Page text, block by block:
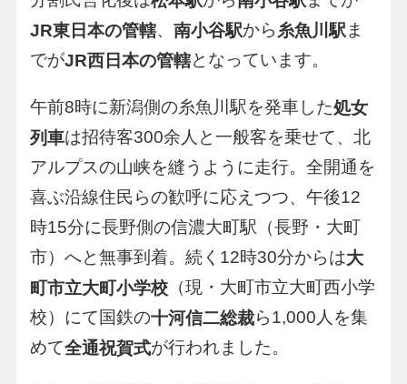
JR東日本の管轄、 南小谷駅から 糸魚川駅 ま
でがJR西日本の管轄となっています。
午前8時に新潟側の糸魚川駅を発車した処女
列車は招待客300余人と一般客を乗せて、北
アルプスの山峡を縫うように走行。全開通を
喜ぶ沿線住民らの歓呼に応えつつ、午後12
時15分に長野側の信濃大町駅（長野・大町
市）へと無事到着。続く12時30分からは大
町市立大町小学校（現・大町市立大町西小学
校）にて国鉄の十河信二総裁ら1,000人を集
めて全通祝賀式が行われました。